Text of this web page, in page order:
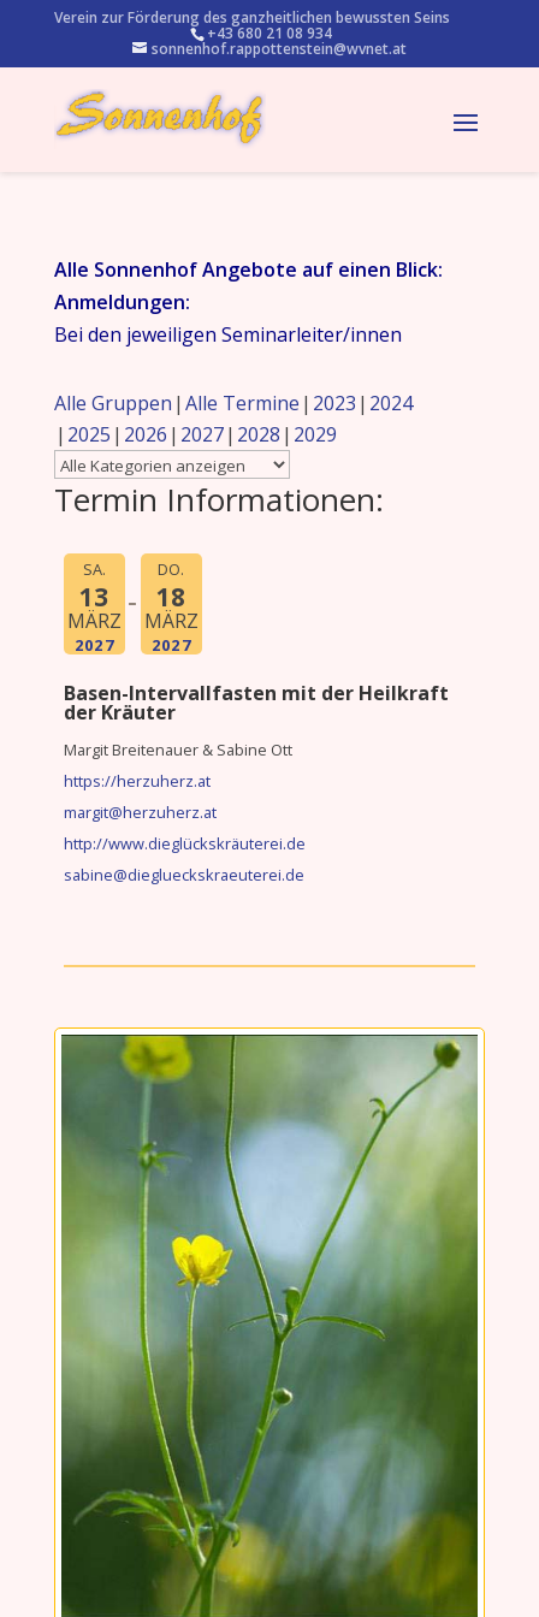
Verein zur Förderung des ganzheitlichen bewussten Seins
+43 680 21 08 934
sonnenhof.rappottenstein@wvnet.at
Alle Sonnenhof Angebote auf einen Blick:
Anmeldungen:
Bei den jeweiligen Seminarleiter/innen
Alle Gruppen Alle Termine 2023 2024
2025 2026 2027 2028 2029
Termin Informationen:
SA.
13
MÄRZ
2027
DO.
18
MÄRZ
2027
Basen-Intervallfasten mit der Heilkraft
der Kräuter
Margit Breitenauer & Sabine Ott
https://herzuherz.at
margit@herzuherz.at
http://www.dieglückskräuterei.de
sabine@dieglueckskraeuterei.de